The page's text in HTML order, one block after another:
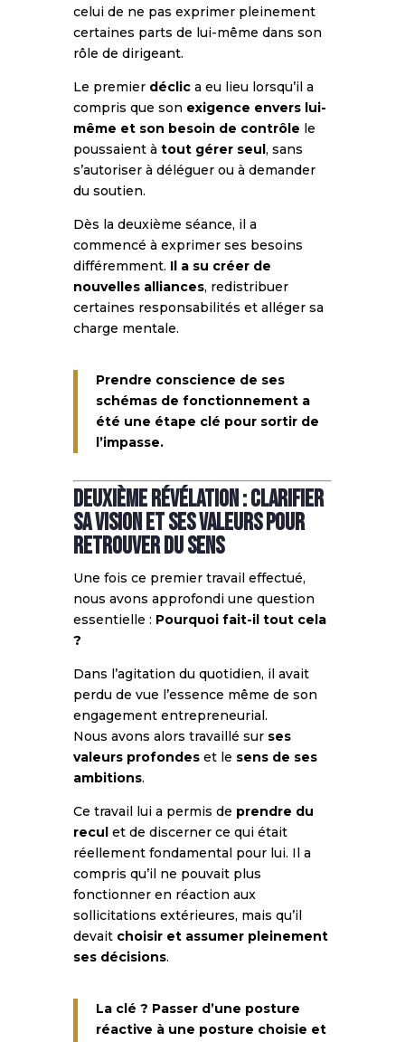
celui de ne pas exprimer pleinement
certaines parts de lui-même dans son
rôle de dirigeant.
Le premier déclica eu lieu lorsqu’il a
compris que son exigence envers lui-
même et son besoin de contrôle le
poussaient à tout gérer seul, sans
s’autoriser à déléguer ou à demander
du soutien.
Dès la deuxième séance, il a
commencé à exprimer ses besoins
différemment. Il a su créer de
nouvelles alliances, redistribuer
certaines responsabilités et alléger sa
charge mentale.
Prendre conscience de ses
schémas de fonctionnement a
été une étape clé pour sortir de
l’impasse.
Deuxième révélation : Clarifier
sa vision et ses valeurs pour
retrouver du sens
Une fois ce premier travail effectué,
nous avons approfondi une question
essentielle : Pourquoi fait-il tout cela
?
Dans l’agitation du quotidien, il avait
perdu de vue l’essence même de son
engagement entrepreneurial.
Nous avons alors travaillé sur ses
valeurs profondeset le sens de ses
ambitions.
Ce travail lui a permis de prendre du
reculet de discerner ce qui était
réellement fondamental pour lui. Il a
compris qu’il ne pouvait plus
fonctionner en réaction aux
sollicitations extérieures, mais qu’il
devait choisir et assumer pleinement
ses décisions.
La clé ? Passer d’une posture
réactive à une posture choisie et